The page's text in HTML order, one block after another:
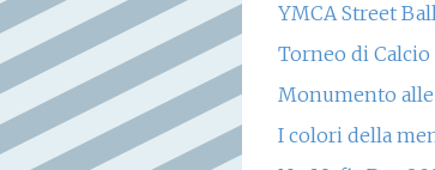
YMCA Street
Torneo di Calcio
Monumento
I colori della